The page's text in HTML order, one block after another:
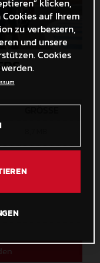
GRÖSSE
auf Ihrem
zu verbessern,
und unsere
Cookies